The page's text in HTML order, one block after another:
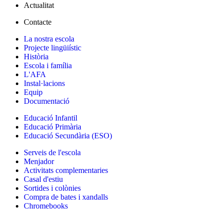
Actualitat
Contacte
La nostra escola
Projecte lingüiístic
Història
Escola i família
L'AFA
Instal·lacions
Equip
Documentació
Educació Infantil
Educació Primària
Educació Secundària (ESO)
Serveis de l'escola
Menjador
Activitats complementaries
Casal d'estiu
Sortides i colònies
Compra de bates i xandalls
Chromebooks